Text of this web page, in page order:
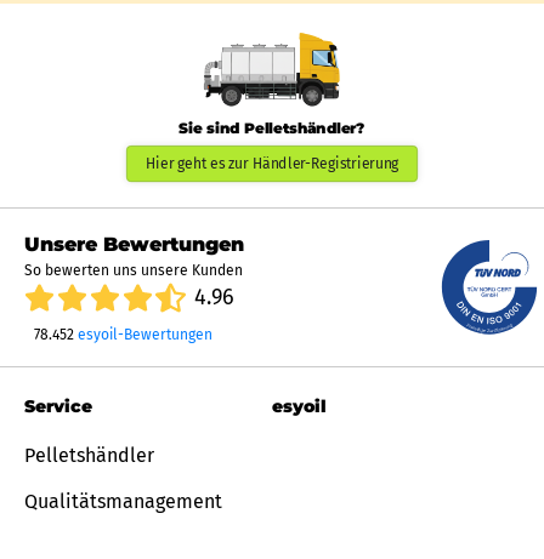
Sie sind Pelletshändler?
Hier geht es zur Händler-Registrierung
Unsere Bewertungen
So bewerten uns unsere Kunden
4.96
78.452 esyoil-Bewertungen
Service
Pelletshändler
Qualitätsmanagement
esyoil